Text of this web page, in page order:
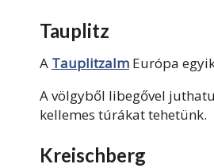
Tauplitz
A Tauplitzalm Európa
A völgyből libegővel
kellemes túrákat tehetünk.
Kreischberg